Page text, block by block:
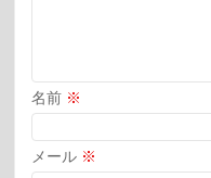
名前 ※
メール ※